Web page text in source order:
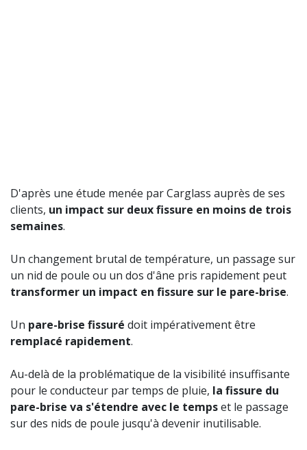
D'après une étude menée par Carglass auprès de ses
clients, un impact sur deux fissure en moins de trois
semaines.
Un changement brutal de température, un passage sur
un nid de poule ou un dos d'âne pris rapidement peut
transformer un impact en fissure sur le pare-brise.
Un pare-brise fissuré doit impérativement être
remplacé rapidement.
Au-delà de la problématique de la visibilité insuffisante
pour le conducteur par temps de pluie, la fissure du
pare-brise va s'étendre avec le tempset le passage
sur des nids de poule jusqu'à devenir inutilisable.